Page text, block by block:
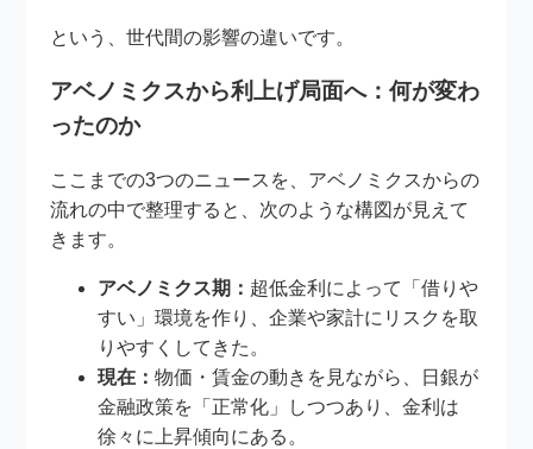
という、世代間の影響の違いです。
アベノミクスから利上げ局面へ：何が変わ
ったのか
ここまでの3つのニュースを、アベノミクスからの
流れの中で整理すると、次のような構図が見えて
きます。
アベノミクス期： 超低金利によって「借りや
すい」環境を作り、企業や家計にリスクを取
りやすくしてきた。
現在：物価・賃金の動きを見ながら、日銀が
金融政策を「正常化」しつつあり、金利は
徐々に上昇傾向にある。